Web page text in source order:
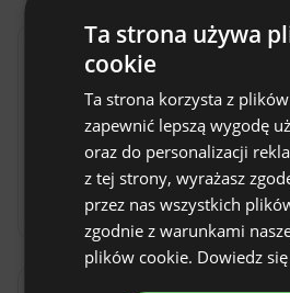
Zasady obiektu
Godzina zameldowania: Od
Godzina wymeldowania: Do
Bezpłatne anulowanie
datą przyjazdu
Ta strona używa
cookie
Ta strona korzysta z
zapewnić lepszą wygodę
oraz do personalizacji
z tej strony, wyrażasz
przez nas wszystkich
zgodnie z warunkami
plików cookie. Dowiedz